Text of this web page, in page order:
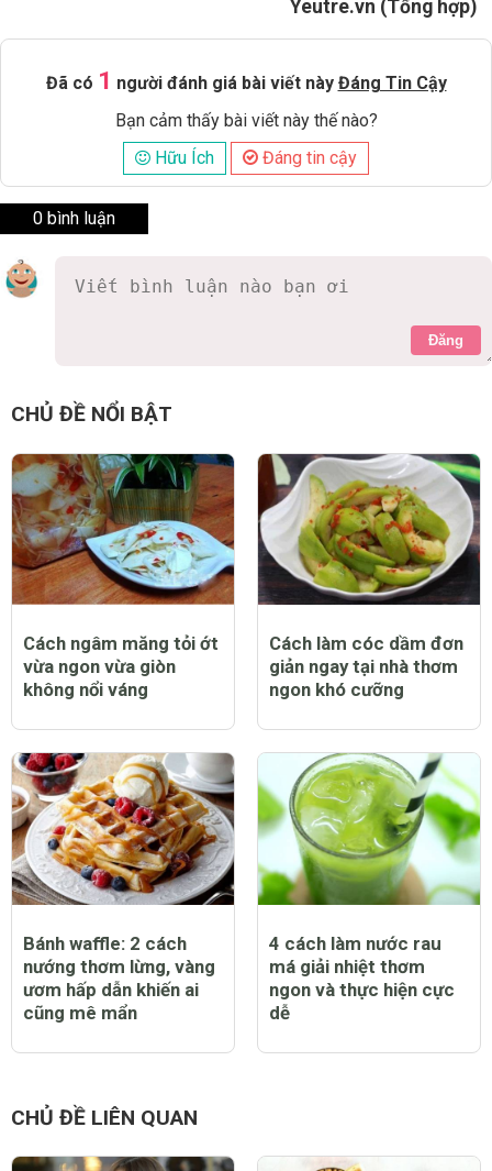
Yeutre.vn (Tổng hợp)
Đã có 1 người đánh giá bài viết này Đáng Tin Cậy
Bạn cảm thấy bài viết này thế nào?
Hữu Ích
Đáng tin cậy
0 bình luận
Đăng
CHỦ ĐỀ NỔI BẬT
Cách ngâm măng tỏi ớt
vừa ngon vừa giòn
không nổi váng
Cách làm cóc dầm đơn
giản ngay tại nhà thơm
ngon khó cưỡng
Bánh waffle: 2 cách
nướng thơm lừng, vàng
ươm hấp dẫn khiến ai
cũng mê mẩn
4 cách làm nước rau
má giải nhiệt thơm
ngon và thực hiện cực
dễ
CHỦ ĐỀ LIÊN QUAN